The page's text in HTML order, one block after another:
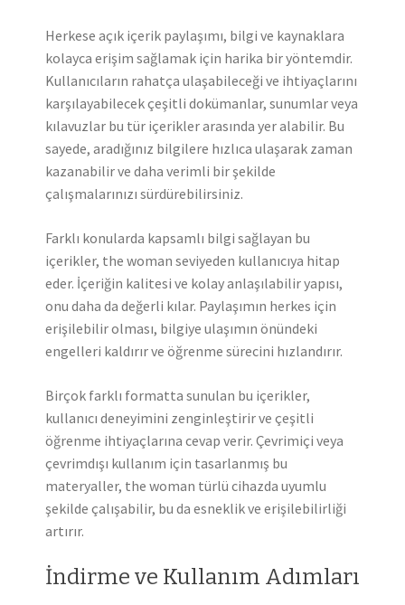
Herkese açık içerik paylaşımı, bilgi ve kaynaklara
kolayca erişim sağlamak için harika bir yöntemdir.
Kullanıcıların rahatça ulaşabileceği ve ihtiyaçlarını
karşılayabilecek çeşitli dokümanlar, sunumlar veya
kılavuzlar bu tür içerikler arasında yer alabilir. Bu
sayede, aradığınız bilgilere hızlıca ulaşarak zaman
kazanabilir ve daha verimli bir şekilde
çalışmalarınızı sürdürebilirsiniz.
Farklı konularda kapsamlı bilgi sağlayan bu
içerikler, the woman seviyeden kullanıcıya hitap
eder. İçeriğin kalitesi ve kolay anlaşılabilir yapısı,
onu daha da değerli kılar. Paylaşımın herkes için
erişilebilir olması, bilgiye ulaşımın önündeki
engelleri kaldırır ve öğrenme sürecini hızlandırır.
Birçok farklı formatta sunulan bu içerikler,
kullanıcı deneyimini zenginleştirir ve çeşitli
öğrenme ihtiyaçlarına cevap verir. Çevrimiçi veya
çevrimdışı kullanım için tasarlanmış bu
materyaller, the woman türlü cihazda uyumlu
şekilde çalışabilir, bu da esneklik ve erişilebilirliği
artırır.
İndirme ve Kullanım Adımları